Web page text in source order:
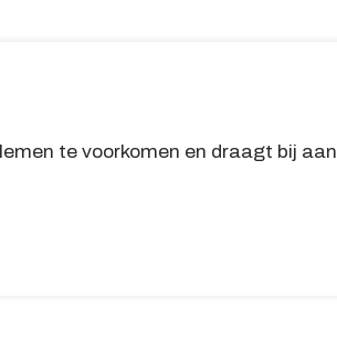
te voorkomen en draagt bij aan